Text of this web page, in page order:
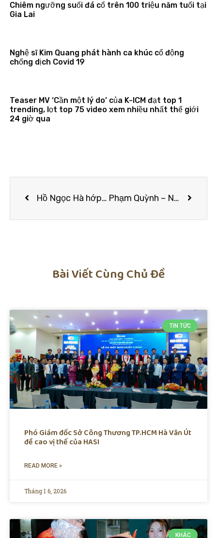
Chiêm ngưỡng suối đá cổ trên 100 triệu năm tuổi tại
Gia Lai
Nghệ sĩ Kim Quang phát hành ca khúc cổ động
chống dịch Covid 19
Teaser MV ‘Cần một lý do’ của K-ICM đạt top 1
trending, lọt top 75 video xem nhiều nhất thế giới
24 giờ qua
Hồ Ngọc Hà hớp hồn fan trong bộ váy sequin ngắn o ép vòng 1 ‘khủng’ Phạm Quỳnh – Nữ doanh nhân sở hữu gout thời trang ấn tượng không kém fashionista
Bài Viết Cùng Chủ Đề
TIN TỨC
Phó Giám đốc Sở Công Thương TP.HCM Hà Văn Út
đề cao vị thế của HASI
READ MORE »
Tháng 1 6, 2026
KHÁC